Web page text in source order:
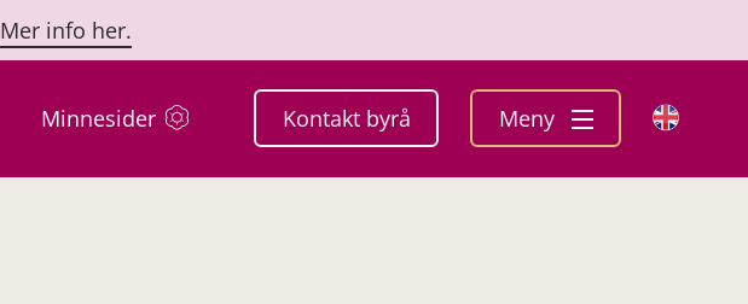
Mer info her.
Minnesider Kontakt byrå Meny